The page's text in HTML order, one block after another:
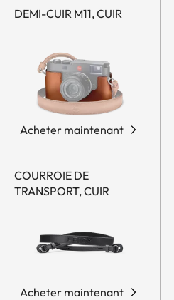
DEMI-CUIR M11, CUIR
Acheter maintenant
COURROIE DE
TRANSPORT, CUIR
Acheter maintenant